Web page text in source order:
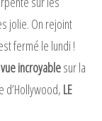
jolie. On rejoint
fermé le lundi !
vue incroyablesur la
d’Hollywood, LE